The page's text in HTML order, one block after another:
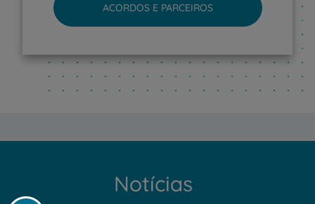
ACORDOS E PARCEIROS
Notícias